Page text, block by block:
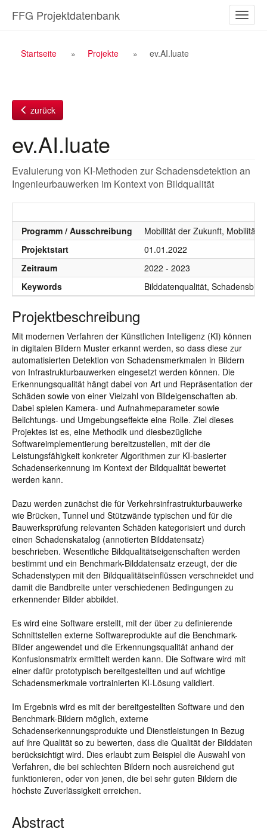
Inhalt
ein-/
FFG Projektdatenbank
Breadcrumb
Startseite Projekte ev.AI.luate
zurück
ev.AI.luate
Evaluierung von KI-Methoden zur Schadensdetektion an
Ingenieurbauwerken im Kontext von Bildqualität
Programm / Ausschreibung
Mobilität der Zukunft, Mobilität
Projektstart
01.01.2022
Zeitraum
2022 - 2023
Keywords
Bilddatenqualität,
Projektbeschreibung
Mit modernen Verfahren der Künstlichen Intelligenz (KI) können
in digitalen Bildern Muster erkannt werden, so dass diese zur
automatisierten Detektion von Schadensmerkmalen in Bildern
von Infrastrukturbauwerken eingesetzt werden können. Die
Erkennungsqualität hängt dabei von Art und Repräsentation der
Schäden sowie von einer Vielzahl von Bildeigenschaften ab.
Dabei spielen Kamera- und Aufnahmeparameter sowie
Belichtungs- und Umgebungseffekte eine Rolle. Ziel dieses
Projektes ist es, eine Methodik und diesbezügliche
Softwareimplementierung bereitzustellen, mit der die
Leistungsfähigkeit konkreter Algorithmen zur KI-basierter
Schadenserkennung im Kontext der Bildqualität bewertet
werden kann.
Dazu werden zunächst die für Verkehrsinfrastrukturbauwerke
wie Brücken, Tunnel und Stützwände typischen und für die
Bauwerksprüfung relevanten Schäden kategorisiert und durch
einen Schadenskatalog (annotierten Bilddatensatz)
beschrieben. Wesentliche Bildqualitätseigenschaften werden
bestimmt und ein Benchmark-Bilddatensatz erzeugt, der die
Schadenstypen mit den Bildqualitätseinflüssen verschneidet und
damit die Bandbreite unter verschiedenen Bedingungen zu
erkennender Bilder abbildet.
Es wird eine Software erstellt, mit der über zu definierende
Schnittstellen externe Softwareprodukte auf die Benchmark-
Bilder angewendet und die Erkennungsqualität anhand der
Konfusionsmatrix ermittelt werden kann. Die Software wird mit
einer dafür prototypisch bereitgestellten und auf wichtige
Schadensmerkmale vortrainierten KI-Lösung validiert.
Im Ergebnis wird es mit der bereitgestellten Software und den
Benchmark-Bildern möglich, externe
Schadenserkennungsprodukte und Dienstleistungen in Bezug
auf ihre Qualität so zu bewerten, dass die Qualität der Bilddaten
berücksichtigt wird. Dies erlaubt zum Beispiel die Auswahl von
Verfahren, die bei schlechten Bildern noch ausreichend gut
funktionieren, oder von jenen, die bei sehr guten Bildern die
höchste Zuverlässigkeit erreichen.
Abstract